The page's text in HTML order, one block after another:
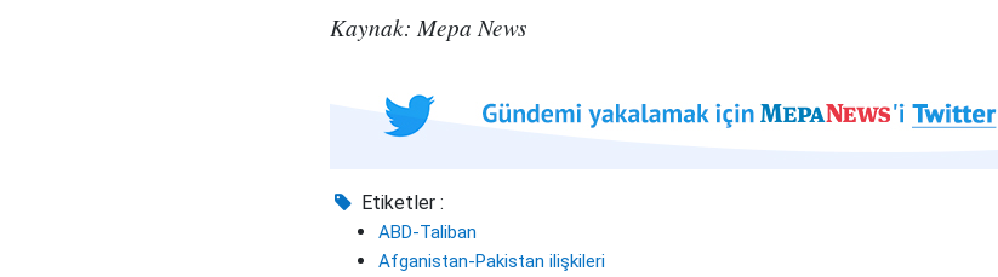
Kaynak: Mepa News
Etiketler :
ABD-Taliban
Afganistan-Pakistan ilişkileri